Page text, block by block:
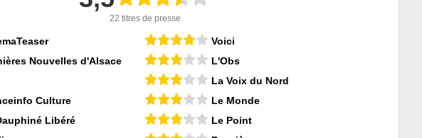
22 titres de presse
Nouvelles d'Alsace
Culture
Libéré
Voici
L'Obs
La Voix du Nord
Le Monde
Le Point